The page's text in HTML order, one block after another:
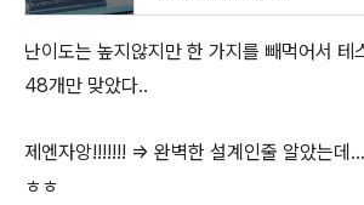
난이도는 높지않지만 한 가지를 빼먹어서 테
48개만 맞았다..
제엔자앙!!!!!!! => 완벽한 설계인줄 알았는데
ㅎㅎ